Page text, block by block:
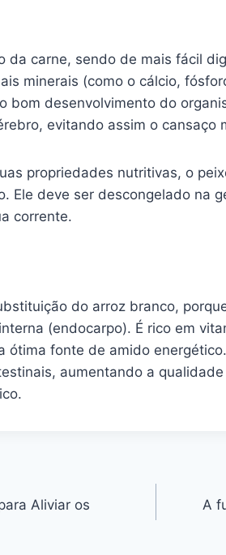
da carne, sendo de mais fácil
minerais (como o cálcio,
bom desenvolvimento do
evitando assim o cansaço
propriedades nutritivas, o
Ele deve ser descongelado na
corrente.
do arroz branco,
(endocarpo). É rico em
ótima fonte de amido
aumentando a
Aliviar os
A